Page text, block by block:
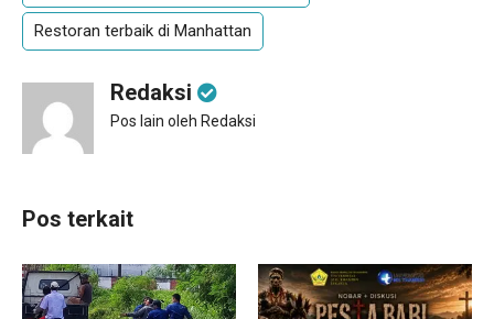
Restoran terbaik di Manhattan
Redaksi
Pos lain oleh Redaksi
Pos terkait